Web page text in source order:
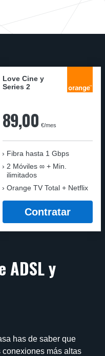
Love Cine y
Series 2
89,00 €/mes
Fibra hasta 1 Gbps
2 Móviles ∞ + Min.
ilimitados
Orange TV Total + Netflix
Contratar
ADSL y
has de saber que
más altas